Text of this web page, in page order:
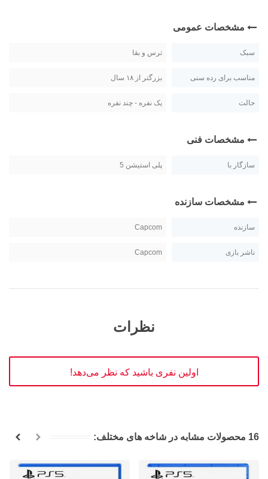
مشخصات عمومی
سبک ترس و بقا
مناسب برای رده سنی بزرگتر از ۱۸ سال
حالت یک نفره - چند نفره
مشخصات فنی
سازگار با پلی استیشن 5
مشخصات سازنده
سازنده Capcom
ناشر بازی Capcom
نظرات
اولین نفری باشید که نظر می‌دهد!
16 محصولات مشابه در شاخه های مختلف: